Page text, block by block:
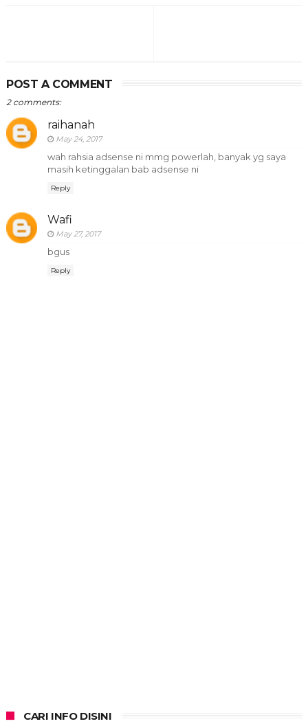
POST A COMMENT
2 comments:
raihanah
May 24, 2017
wah rahsia adsense ni mmg powerlah, banyak yg saya
masih ketinggalan bab adsense ni
Reply
Wafi
May 27, 2017
bgus
Reply
CARI INFO DISINI